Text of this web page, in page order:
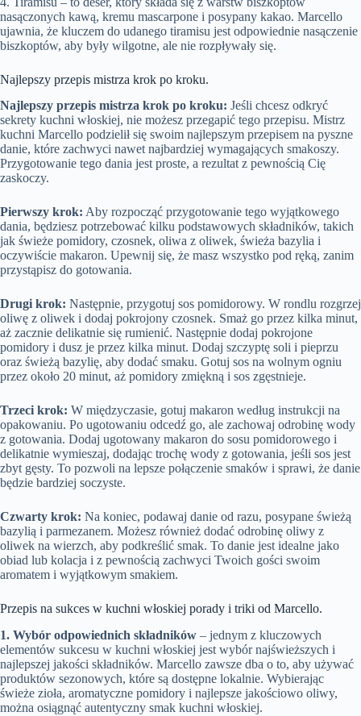
nasączonych kawą, kremu mascarpone i posypany kakao. Marcello
ujawnia, że kluczem do udanego tiramisu jest odpowiednie nasączenie
biszkoptów, aby były wilgotne, ale nie rozpływały się.
Najlepszy przepis mistrza krok po kroku.
Najlepszy przepis mistrza krok po kroku: Jeśli chcesz odkryć
sekrety kuchni włoskiej, nie możesz przegapić tego przepisu. Mistrz
kuchni Marcello podzielił się swoim najlepszym przepisem na pyszne
danie, które zachwyci nawet najbardziej wymagających smakoszy.
Przygotowanie tego dania jest proste, a rezultat z pewnością Cię
zaskoczy.
Pierwszy krok: Aby rozpocząć przygotowanie tego wyjątkowego
dania, będziesz potrzebować kilku podstawowych składników, takich
jak świeże pomidory, czosnek, oliwa z oliwek, świeża bazylia i
oczywiście makaron. Upewnij się, że masz wszystko pod ręką, zanim
przystąpisz do gotowania.
Drugi krok: Następnie, przygotuj sos pomidorowy. W rondlu rozgrzej
oliwę z oliwek i dodaj pokrojony czosnek. Smaż go przez kilka minut,
aż zacznie delikatnie się rumienić. Następnie dodaj pokrojone
pomidory i dusz je przez kilka minut. Dodaj szczyptę soli i pieprzu
oraz świeżą bazylię, aby dodać smaku. Gotuj sos na wolnym ogniu
przez około 20 minut, aż pomidory zmiękną i sos zgęstnieje.
Trzeci krok: W międzyczasie, gotuj makaron według instrukcji na
opakowaniu. Po ugotowaniu odcedź go, ale zachowaj odrobinę wody
z gotowania. Dodaj ugotowany makaron do sosu pomidorowego i
delikatnie wymieszaj, dodając trochę wody z gotowania, jeśli sos jest
zbyt gęsty. To pozwoli na lepsze połączenie smaków i sprawi, że danie
będzie bardziej soczyste.
Czwarty krok: Na koniec, podawaj danie od razu, posypane świeżą
bazylią i parmezanem. Możesz również dodać odrobinę oliwy z
oliwek na wierzch, aby podkreślić smak. To danie jest idealne jako
obiad lub kolacja i z pewnością zachwyci Twoich gości swoim
aromatem i wyjątkowym smakiem.
Przepis na sukces w kuchni włoskiej porady i triki od Marcello.
1. Wybór odpowiednich składników – jednym z kluczowych
elementów sukcesu w kuchni włoskiej jest wybór najświeższych i
najlepszej jakości składników. Marcello zawsze dba o to, aby używać
produktów sezonowych, które są dostępne lokalnie. Wybierając
świeże zioła, aromatyczne pomidory i najlepsze jakościowo oliwy,
można osiągnąć autentyczny smak kuchni włoskiej.